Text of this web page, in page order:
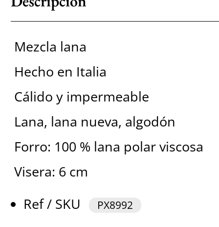
Mezcla lana
Hecho en Italia
Cálido y impermeable
Lana, lana nueva, algodón
Forro: 100 % lana polar viscosa
Visera: 6 cm
Ref / SKU
PX8992